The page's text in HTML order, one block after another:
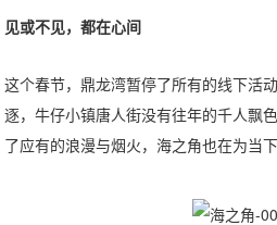
见或不见，都在心间
这个春节，鼎龙湾暂停了所有的线下活
逐，牛仔小镇唐人街没有往年的千人飘
了应有的浪漫与烟火，海之角也在为当